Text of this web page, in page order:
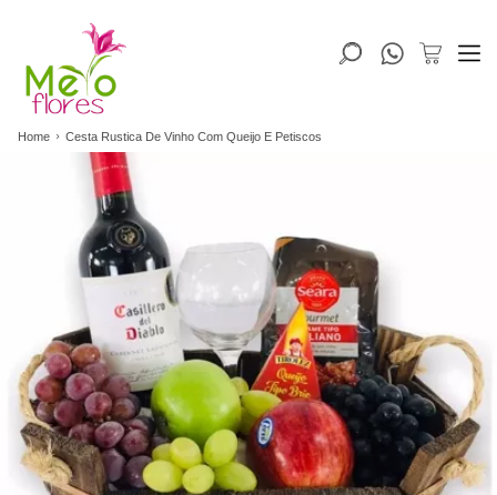
Home Cesta Rustica De Vinho Com Queijo E Petiscos